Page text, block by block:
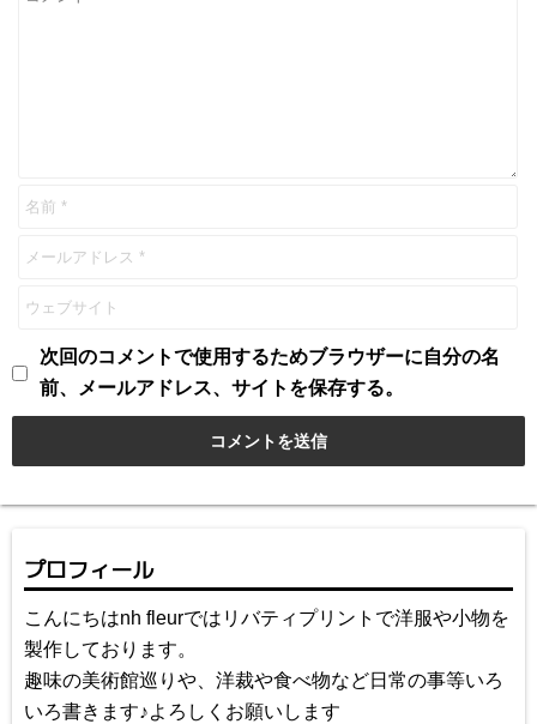
次回のコメントで使用するためブラウザーに自分の名
前、メールアドレス、サイトを保存する。
プロフィール
こんにちはnh fleurではリバティプリントで洋服や小物を
製作しております。
趣味の美術館巡りや、洋裁や食べ物など日常の事等いろ
いろ書きます♪よろしくお願いします